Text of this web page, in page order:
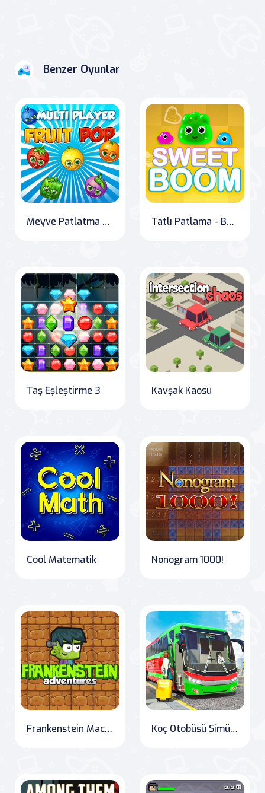
Benzer Oyunlar
Meyve Patlatma Çoklu Oyuncu Tatlı Patlama - Bulmaca Oyunu
Taş Eşleştirme 3 Kavşak Kaosu
Cool Matematik Nonogram 1000!
Frankenstein Maceraları Koç Otobüsü Simülatörü